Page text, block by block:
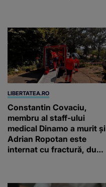
amprenta
LIBERTATEA.RO
Constantin Covaciu,
membru al staff-ului
medical Dinamo a murit și
Adrian Ropotan este
internat cu fractură, după